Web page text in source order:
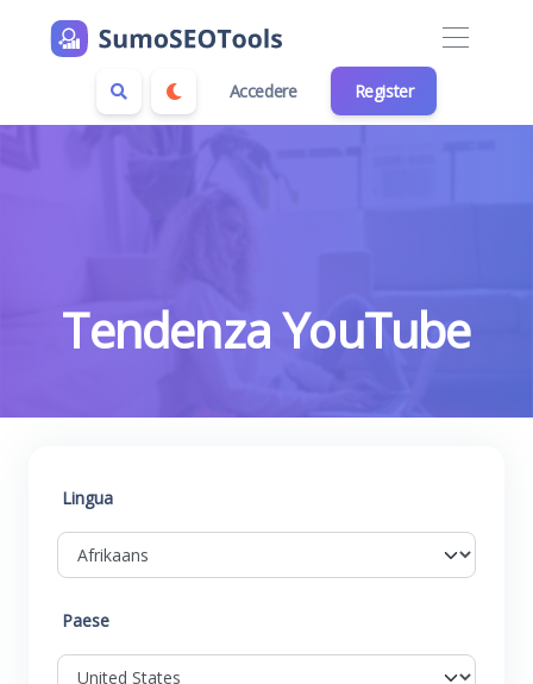
Accedere Register
Tendenza YouTube
Lingua
Paese